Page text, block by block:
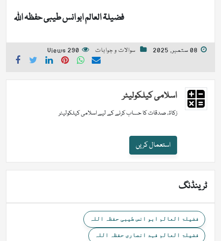
فضیلۃ العالم ابو انس طیبی حفظہ اللہ
08 ستمبر, 2025 سوالات و جوابات 290 Views
اسلامی کیلکولیٹر
زکاۃ، صدقات کا حساب کرنے کے لیے اسلامی کیلکولیٹر
استعمال کریں
ٹرینڈنگ
فضیلۃ العالم ابو انس طیبی حفظہ اللہ
فضیلۃ العالم فہد انصاری حفظہ اللہ